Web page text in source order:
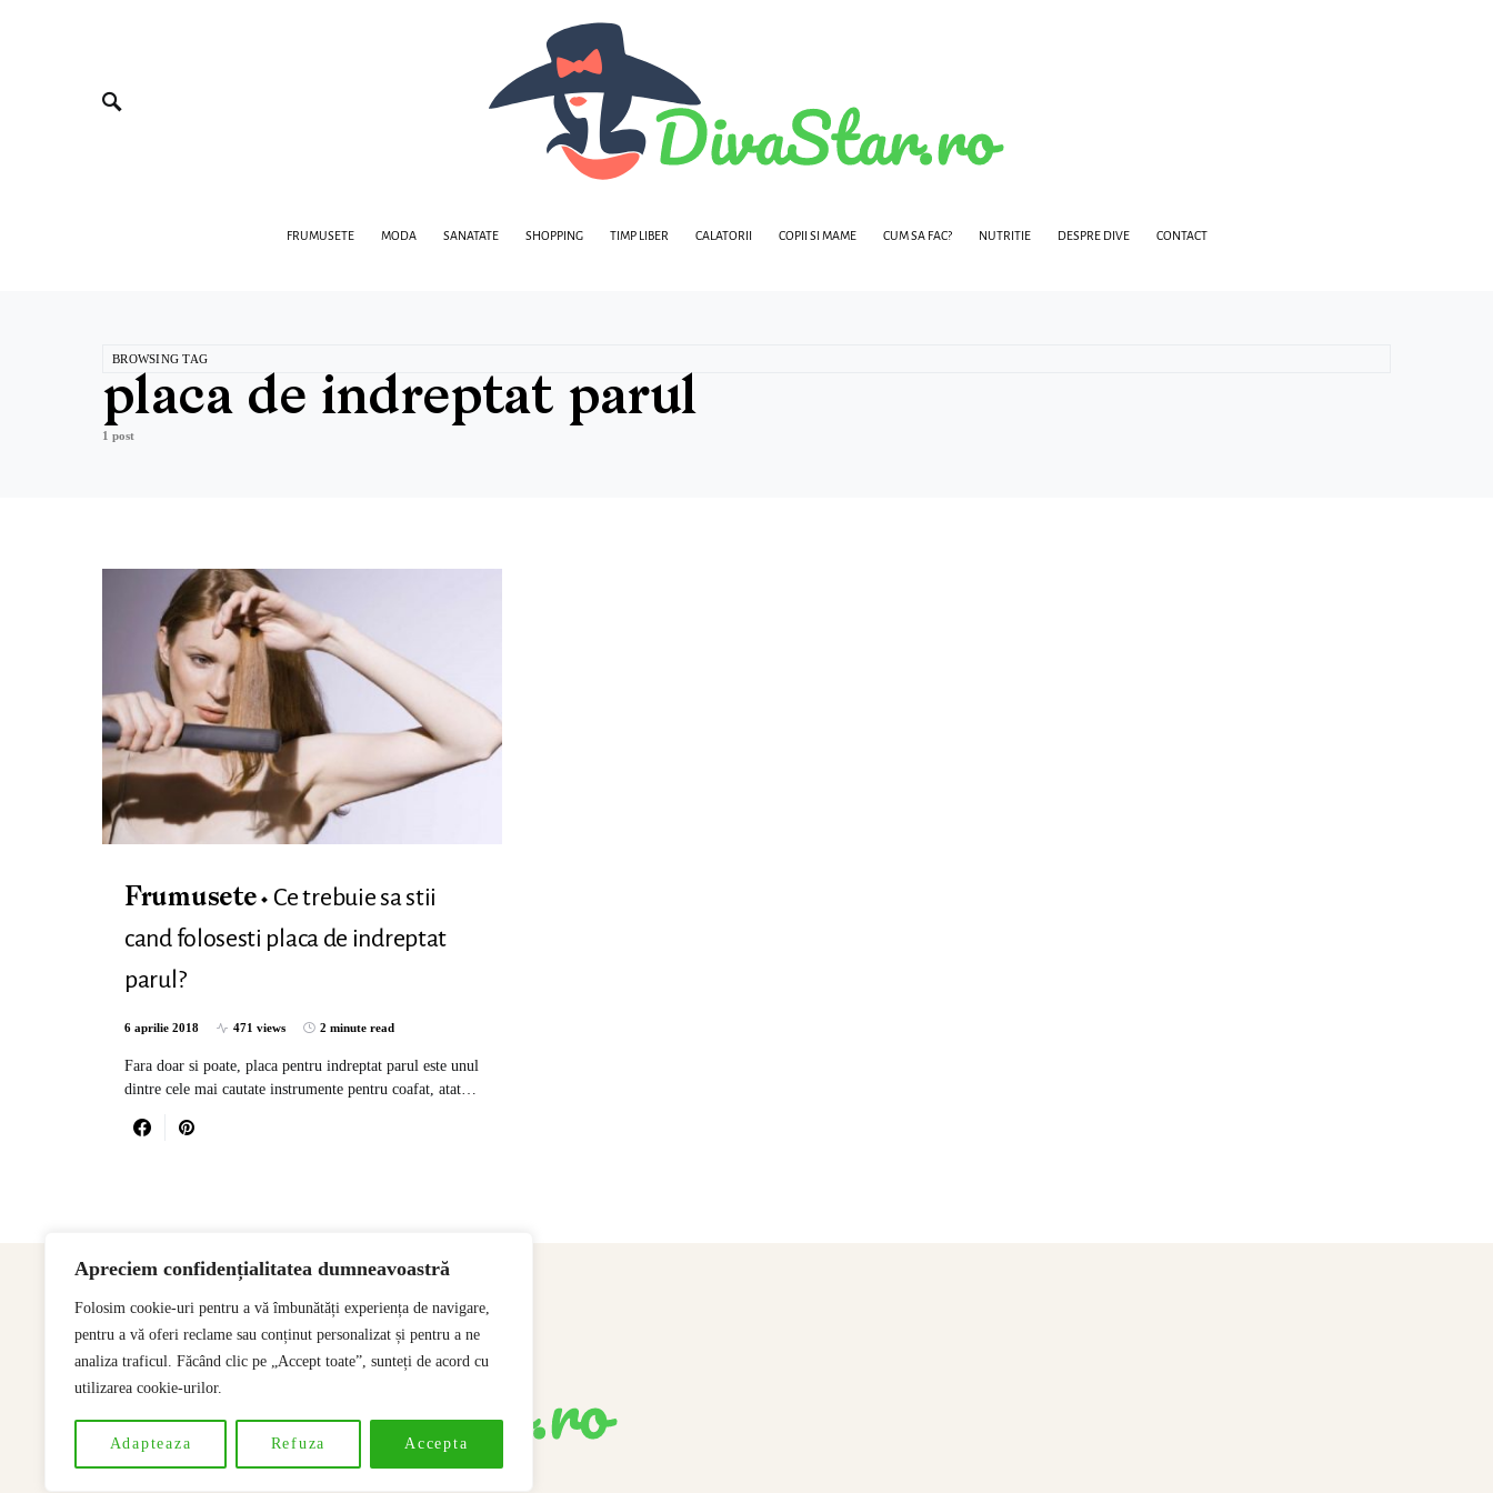
Apreciem confidențialitatea dumneavoastră
Folosim cookie-uri pentru a vă îmbunătăți experiența de navigare,
pentru a vă oferi reclame sau conținut personalizat și pentru a ne
analiza traficul. Făcând clic pe „Accept toate”, sunteți de acord cu
utilizarea cookie-urilor.
Adapteaza Refuza Accepta
FRUMUSETE MODA SANATATE SHOPPING TIMP LIBER CALATORII COPII SI MAME CUM SA FAC? NUTRITIE DESPRE DIVE CONTACT
BROWSING TAG
placa de indreptat parul
1 post
Frumusete
Ce trebuie sa stii
cand folosesti placa de indreptat
parul?
6 aprilie 2018 471 views 2 minute read
Fara doar si poate, placa pentru indreptat parul este unul
dintre cele mai cautate instrumente pentru coafat, atat…
Designed & Developed bySSeoP